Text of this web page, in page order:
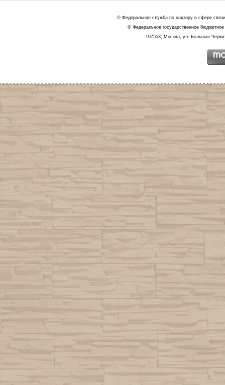
© Федеральная служба по надзору в сфере
© Федеральное государственное
107553, Москва, ул. Большая